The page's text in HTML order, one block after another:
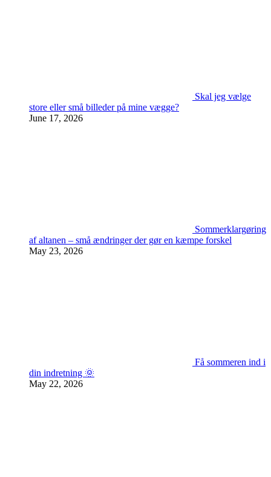
Skal jeg vælge
store eller små billeder på mine vægge?
June 17, 2026
Sommerklargøring
af altanen – små ændringer der gør en kæmpe forskel
May 23, 2026
Få sommeren ind i
din indretning 🌞
May 22, 2026